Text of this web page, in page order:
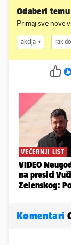
Odaberi
Primaj sve nove
akcija rak
Komentari